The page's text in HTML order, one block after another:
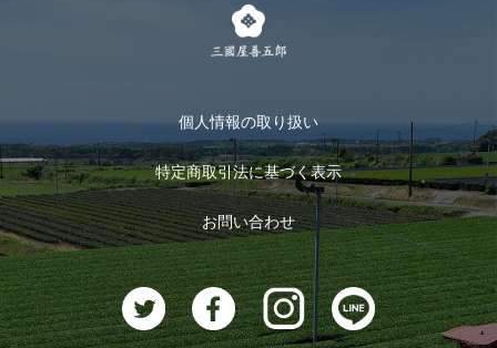
お茶のギフト
おすすめのお茶
お茶に合うスイーツ
ログイン
ログアウト
個人情報の取り扱い
特定商取引法に基づく表示
お問い合わせ